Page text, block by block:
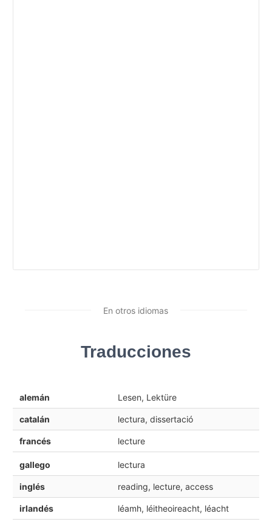
En otros idiomas
Traducciones
alemán Lesen, Lektüre
catalán lectura, dissertació
francés lecture
gallego lectura
inglés reading, lecture, access
irlandés léamh, léitheoireacht, léacht